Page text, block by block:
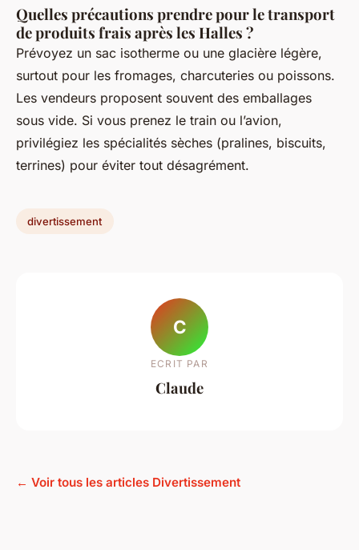
Quelles précautions prendre pour le transport
de produits frais après les Halles ?
Prévoyez un sac isotherme ou une glacière légère,
surtout pour les fromages, charcuteries ou poissons.
Les vendeurs proposent souvent des emballages
sous vide. Si vous prenez le train ou l’avion,
privilégiez les spécialités sèches (pralines, biscuits,
terrines) pour éviter tout désagrément.
divertissement
C
ECRIT PAR
Claude
← Voir tous les articles Divertissement